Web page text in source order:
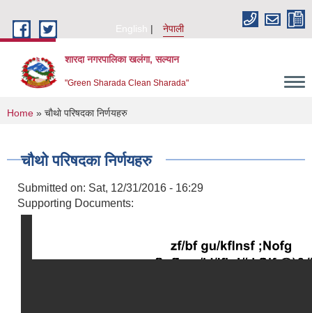
English
नेपाली
शारदा नगरपालिका खलंगा, सल्यान
"Green Sharada Clean Sharada"
You are here
Home » चाैथाे परिषदका निर्णयहरु
चाैथाे परिषदका निर्णयहरु
Submitted on: Sat, 12/31/2016 - 16:29
Supporting Documents: